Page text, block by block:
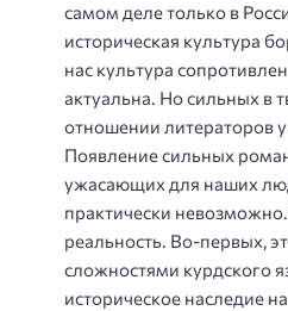
самом деле только в
историческая культура
нас культура
актуальна. Но сильных в
отношении литераторов у
Появление сильных
ужасающих для наших
практически
реальность. Во-первых,
сложностями курдского
историческое наследие